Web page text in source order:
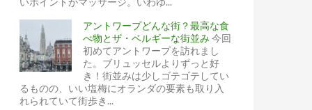
アントワープどんな街？最高な食
べ物とザ・ベルギーな街並み 今回
初めてアントワープを訪れまし
た。ブリュッセルよりずっと好
き！街並みは少しゴテゴテしてい
るものの、いい塩梅にオランダの要素も取り入
れられていて街歩き...